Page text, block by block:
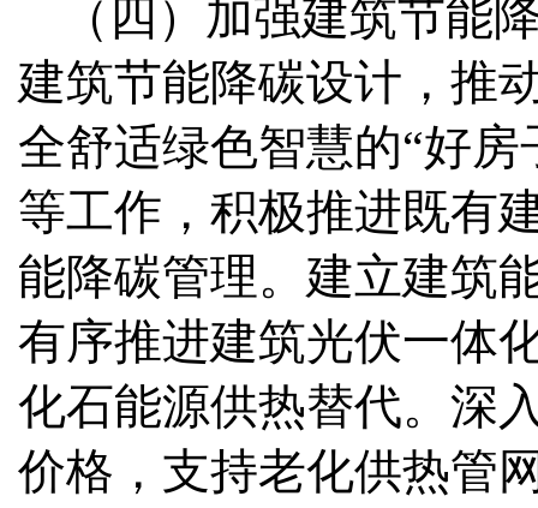
（四）加强建筑节能
建筑节能降碳设计，推
全舒适绿色智慧的“好
等工作，积极推进既有
能降碳管理。建立建筑
有序推进建筑光伏一体
化石能源供热替代。深
价格，支持老化供热管